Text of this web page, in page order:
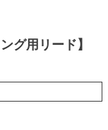
グ用リード】